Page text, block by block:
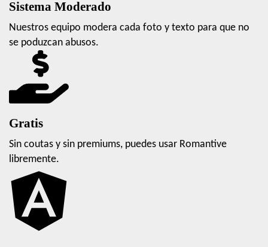
Sistema Moderado
Nuestros equipo modera cada foto y texto para que no
se poduzcan abusos.
Gratis
Sin coutas y sin premiums, puedes usar Romantive
libremente.